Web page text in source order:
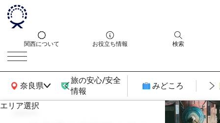
関西について お役立ち情報 検索
奈良県
関西広域MAP
旅の安心/安全
情報
みどころ
エリア選択
エ
search